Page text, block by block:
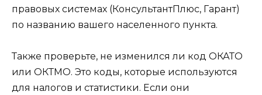
правовых системах (КонсультантПлюс, Гарант)
по названию вашего населенного пункта.
Также проверьте, не изменился ли код ОКАТО
или ОКТМО. Это коды, которые используются
для налогов и статистики. Если они